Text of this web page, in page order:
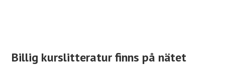
Billig kurslitteratur finns på nätet